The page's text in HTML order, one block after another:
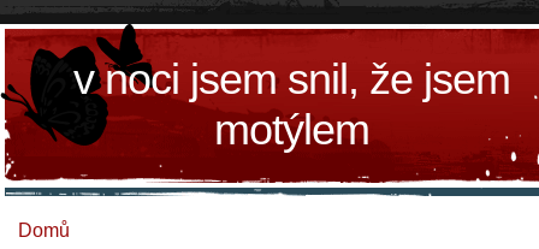
v noci jsem snil, že jsem
motýlem
Domů